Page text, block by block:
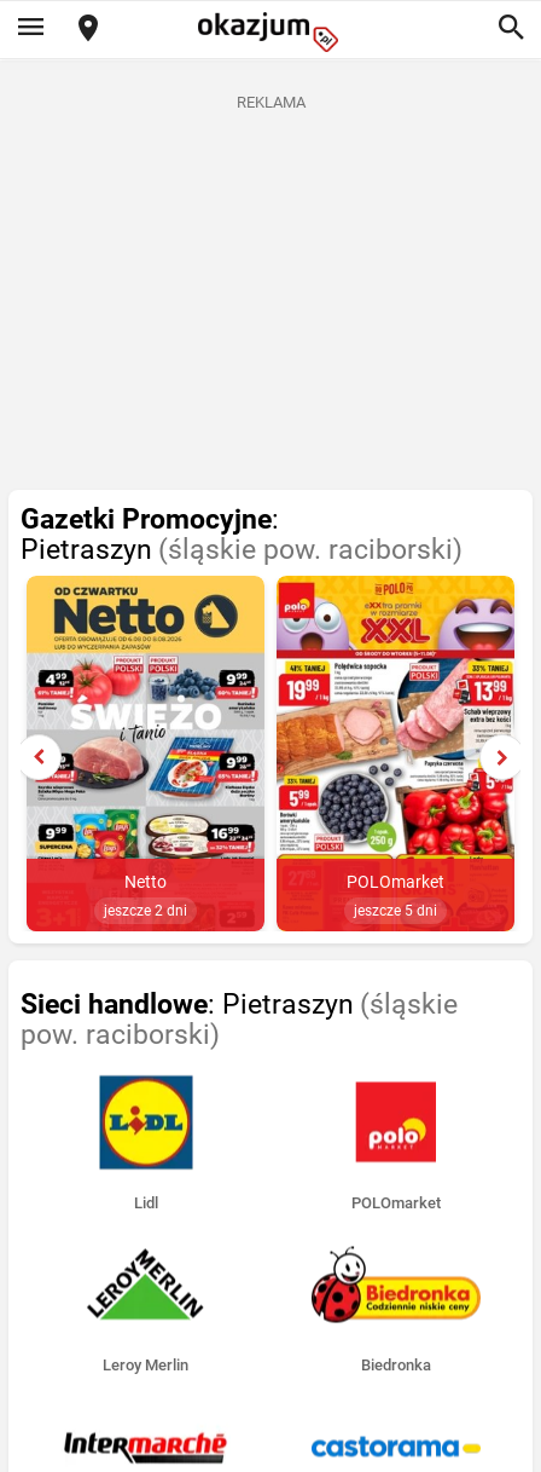
REKLAMA
Gazetki Promocyjne:
Pietraszyn (śląskie pow. raciborski)
Netto
jeszcze 2 dni
POLOmarket
jeszcze 5 dni
Sieci handlowe: Pietraszyn (śląskie
pow. raciborski)
Lidl POLOmarket
Leroy Merlin Biedronka